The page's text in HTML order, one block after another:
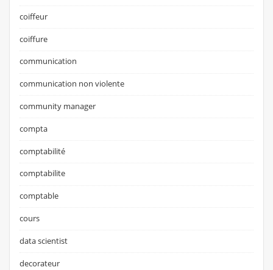
coiffeur
coiffure
communication
communication non violente
community manager
compta
comptabilité
comptabilite
comptable
cours
data scientist
decorateur